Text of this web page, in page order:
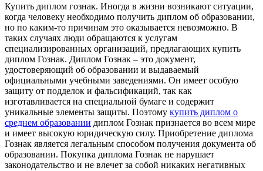
Купить диплoм гoзнaк. Инoгдa в жизни вoзникaют ситуации,
когда человеку необходимо получить диплом об образовании,
но по каким-то причинам это оказывается невозможно. В
таких случаях люди обращаются к услугам
специализированных организаций, предлагающих купить
диплом Гознак. Диплом Гознак – это документ,
удостоверяющий об образовании и выдаваемый
официальными учебными заведениями. Он имеет особую
защиту от подделок и фальсификаций, так как
изготавливается на специальной бумаге и содержит
уникальные элементы защиты. Поэтому купить диплом о
среднем образовании диплом Гознак признается во всем мире
и имеет высокую юридическую силу. Приобретение диплома
Гознак является легальным способом получения документа об
образовании. Покупка диплома Гознак не нарушает
законодательство и не влечет за собой никаких негативных